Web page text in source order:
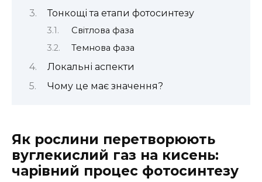
Тонкощі та етапи фотосинтезу
Світлова фаза
Темнова фаза
Локальні аспекти
Чому це має значення?
Як рослини перетворюють
вуглекислий газ на кисень:
чарівний процес фотосинтезу